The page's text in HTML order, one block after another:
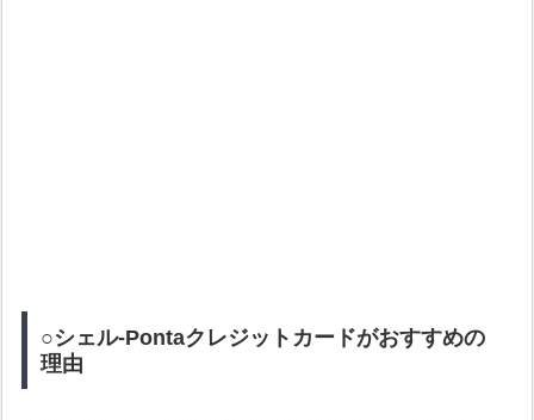
○シェル-Pontaクレジットカードがおすすめの
理由